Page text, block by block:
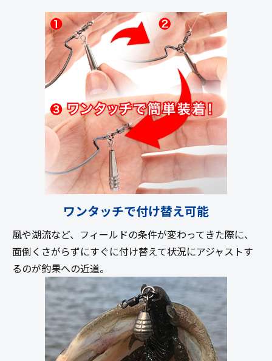
ワンタッチで付け替え可能
風や湖流など、フィールドの条件が変わってきた際に、
面倒くさがらずにすぐに付け替えて状況にアジャストす
るのが釣果への近道。